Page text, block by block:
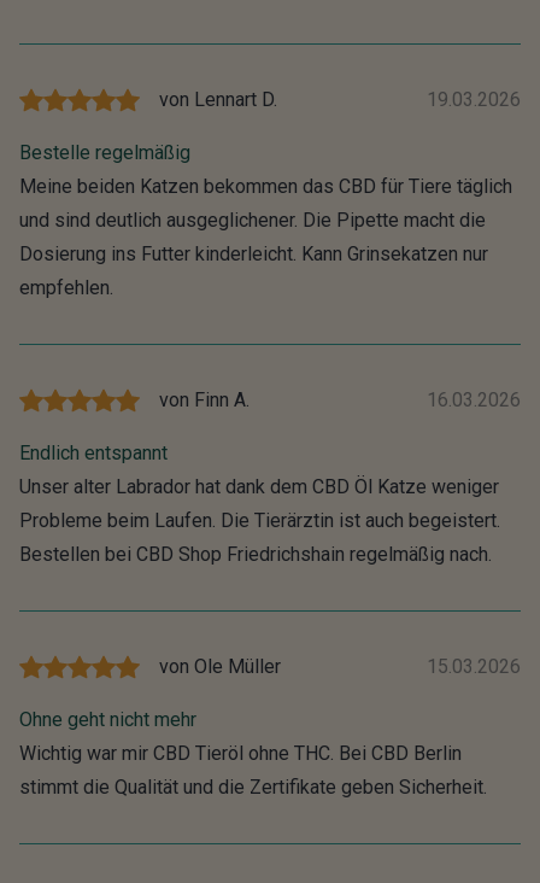
von Lennart D. 19.03.2026
Bestelle regelmäßig
Meine beiden Katzen bekommen das CBD für Tiere täglich
und sind deutlich ausgeglichener. Die Pipette macht die
Dosierung ins Futter kinderleicht. Kann Grinsekatzen nur
empfehlen.
von Finn A. 16.03.2026
Endlich entspannt
Unser alter Labrador hat dank dem CBD Öl Katze weniger
Probleme beim Laufen. Die Tierärztin ist auch begeistert.
Bestellen bei CBD Shop Friedrichshain regelmäßig nach.
von Ole Müller 15.03.2026
Ohne geht nicht mehr
Wichtig war mir CBD Tieröl ohne THC. Bei CBD Berlin
stimmt die Qualität und die Zertifikate geben Sicherheit.